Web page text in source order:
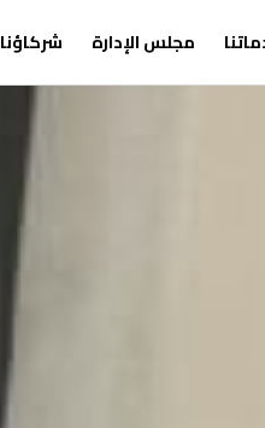
مجلس الإدارة شركاؤنا